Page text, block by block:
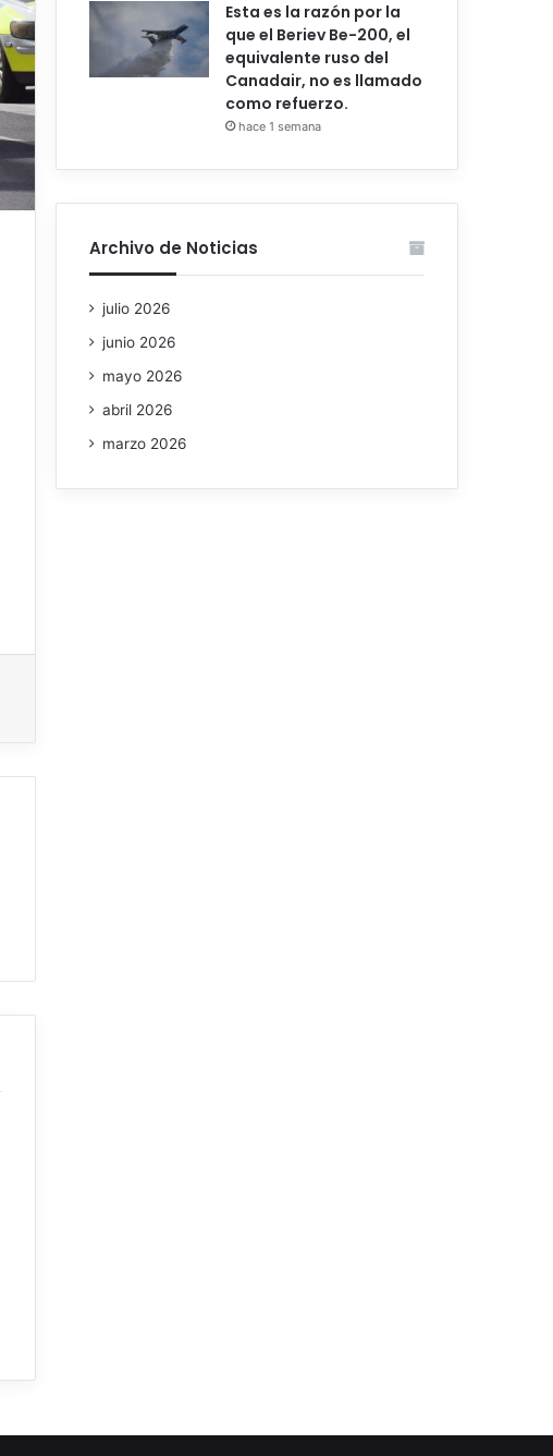
Esta es la razón por la
que el Beriev Be-200, el
equivalente ruso del
Canadair, no es llamado
como refuerzo.
hace 1 semana
Archivo de Noticias
julio 2026
junio 2026
mayo 2026
abril 2026
marzo 2026